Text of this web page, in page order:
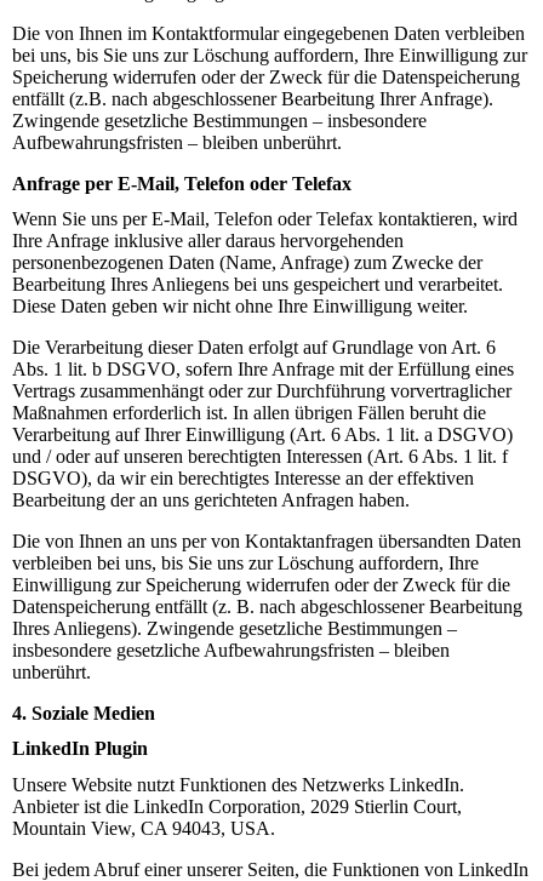
Die von Ihnen im Kontaktformular eingegebenen Daten verbleiben
bei uns, bis Sie uns zur Löschung auffordern, Ihre Einwilligung zur
Speicherung widerrufen oder der Zweck für die Datenspeicherung
entfällt (z.B. nach abgeschlossener Bearbeitung Ihrer Anfrage).
Zwingende gesetzliche Bestimmungen – insbesondere
Aufbewahrungsfristen – bleiben unberührt.
Anfrage per E-Mail, Telefon oder Telefax
Wenn Sie uns per E-Mail, Telefon oder Telefax kontaktieren, wird
Ihre Anfrage inklusive aller daraus hervorgehenden
personenbezogenen Daten (Name, Anfrage) zum Zwecke der
Bearbeitung Ihres Anliegens bei uns gespeichert und verarbeitet.
Diese Daten geben wir nicht ohne Ihre Einwilligung weiter.
Die Verarbeitung dieser Daten erfolgt auf Grundlage von Art. 6
Abs. 1 lit. b DSGVO, sofern Ihre Anfrage mit der Erfüllung eines
Vertrags zusammenhängt oder zur Durchführung vorvertraglicher
Maßnahmen erforderlich ist. In allen übrigen Fällen beruht die
Verarbeitung auf Ihrer Einwilligung (Art. 6 Abs. 1 lit. a DSGVO)
und / oder auf unseren berechtigten Interessen (Art. 6 Abs. 1 lit. f
DSGVO), da wir ein berechtigtes Interesse an der effektiven
Bearbeitung der an uns gerichteten Anfragen haben.
Die von Ihnen an uns per von Kontaktanfragen übersandten Daten
verbleiben bei uns, bis Sie uns zur Löschung auffordern, Ihre
Einwilligung zur Speicherung widerrufen oder der Zweck für die
Datenspeicherung entfällt (z. B. nach abgeschlossener Bearbeitung
Ihres Anliegens). Zwingende gesetzliche Bestimmungen –
insbesondere gesetzliche Aufbewahrungsfristen – bleiben
unberührt.
4. Soziale Medien
LinkedIn Plugin
Unsere Website nutzt Funktionen des Netzwerks LinkedIn.
Anbieter ist die LinkedIn Corporation, 2029 Stierlin Court,
Mountain View, CA 94043, USA.
Bei jedem Abruf einer unserer Seiten, die Funktionen von LinkedIn